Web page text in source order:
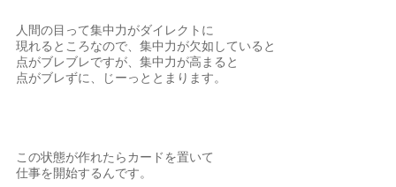
人間の目って集中力がダイレクトに
現れるところなので、集中力が欠如していると
点がブレブレですが、集中力が高まると
点がブレずに、じーっととまります。
この状態が作れたらカードを置いて
仕事を開始するんです。